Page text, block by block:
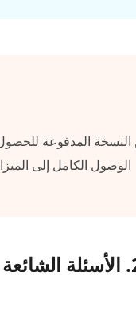
النسخة المدفوعة
الوصول الكامل إلى
الجزء 2. الأسئلة